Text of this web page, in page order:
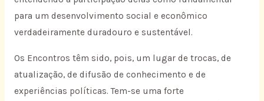
para um desenvolvimento social e econômico
verdadeiramente duradouro e sustentável.
Os Encontros têm sido, pois, um lugar de trocas, de
atualização, de difusão de conhecimento e de
experiências políticas. Tem-se uma forte